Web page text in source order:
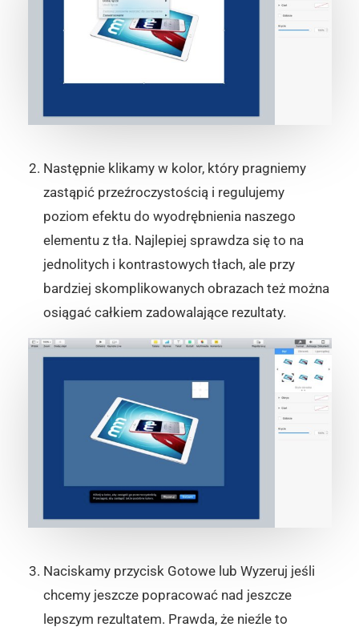
Następnie klikamy w kolor, który pragniemy
zastąpić przeźroczystością i regulujemy
poziom efektu do wyodrębnienia naszego
elementu z tła. Najlepiej sprawdza się to na
jednolitych i kontrastowych tłach, ale przy
bardziej skomplikowanych obrazach też można
osiągać całkiem zadowalające rezultaty.
Naciskamy przycisk Gotowe lub Wyzeruj jeśli
chcemy jeszcze popracować nad jeszcze
lepszym rezultatem. Prawda, że nieźle to